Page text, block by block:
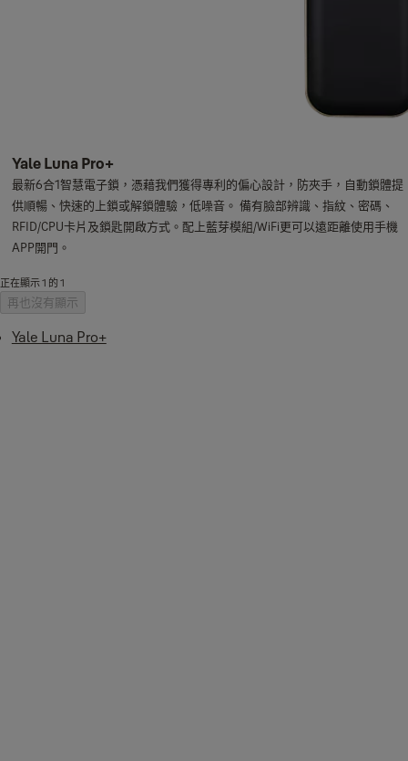
Yale Luna Pro+
最新6合1智慧電子鎖，憑藉我們獲得專利的偏心設計，防夾手，自動鎖體提
供順暢、快速的上鎖或解鎖體驗，低噪音。 備有臉部辨識、指紋、密碼、
RFID/CPU卡片及鎖匙開啟方式。配上藍芽模組/WiFi更可以遠距離使用手機
APP開門。
正在顯示 1 的 1
再也沒有顯示
Yale Luna Pro+